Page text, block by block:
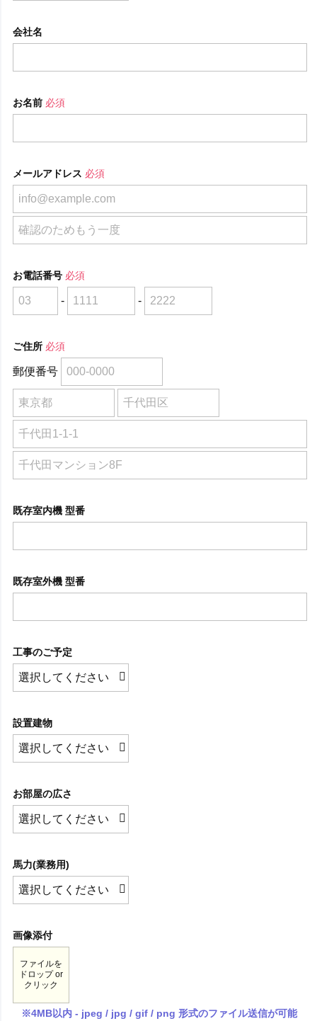
会社名
お名前 必須
メールアドレス 必須
お電話番号 必須
- -
ご住所 必須
郵便番号
既存室内機 型番
既存室外機 型番
工事のご予定
設置建物
お部屋の広さ
馬力(業務用)
画像添付
ファイルを
ドロップ or
クリック
※4MB以内 - jpeg / jpg / gif / png 形式のファイル送信が可能